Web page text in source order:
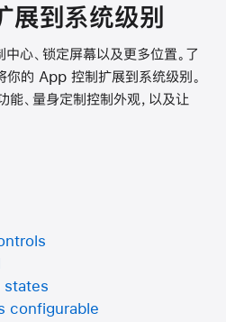
到系统级别
心、锁定屏幕以及更多位置。了
的 App 控制扩展到系统级别。
、量身定制控制外观，以及让
states
configurable